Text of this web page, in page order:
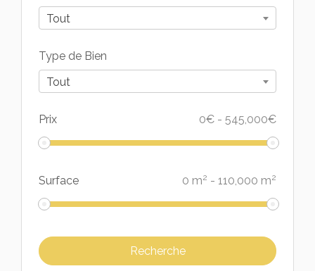
Tout
Type de Bien
Tout
Prix 0€ - 545,000€
Surface 0 m2 - 110,000 m2